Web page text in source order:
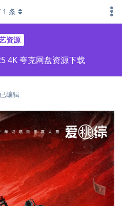
资源
4K 夸克网盘资源下载
1 条
已编辑